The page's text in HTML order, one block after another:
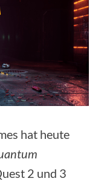
hat heute
2 und 3